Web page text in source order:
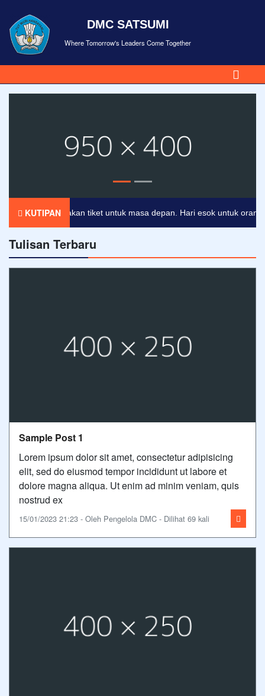
DMC SATSUMI
Where Tomorrow's Leaders Come Together
KUTIPAN
merupakan tiket untuk masa depan. Hari esok untuk orang-
Tulisan Terbaru
Sample Post 1
Lorem ipsum dolor sit amet, consectetur adipisicing
elit, sed do eiusmod tempor incididunt ut labore et
dolore magna aliqua. Ut enim ad minim veniam, quis
nostrud ex
15/01/2023 21:23 - Oleh Pengelola DMC - Dilihat 69 kali